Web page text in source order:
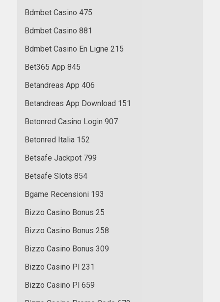
Bdmbet Casino 475
Bdmbet Casino 881
Bdmbet Casino En Ligne 215
Bet365 App 845
Betandreas App 406
Betandreas App Download 151
Betonred Casino Login 907
Betonred Italia 152
Betsafe Jackpot 799
Betsafe Slots 854
Bgame Recensioni 193
Bizzo Casino Bonus 25
Bizzo Casino Bonus 258
Bizzo Casino Bonus 309
Bizzo Casino Pl 231
Bizzo Casino Pl 659